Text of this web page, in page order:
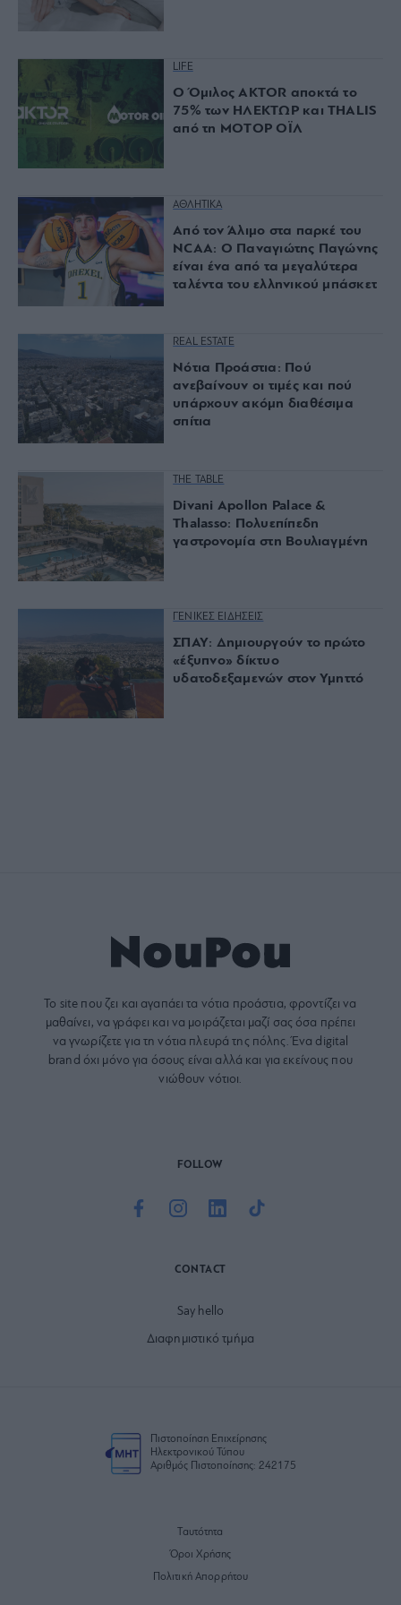
LIFE
Ο Όμιλος AKTOR αποκτά το
75% των ΗΛΕΚΤΩΡ και THALIS
από τη ΜΟΤΟΡ ΟΪΛ
ΑΘΛΗΤΙΚΑ
Από τον Άλιμο στα παρκέ του
NCAA: Ο Παναγιώτης Παγώνης
είναι ένα από τα μεγαλύτερα
ταλέντα του ελληνικού μπάσκετ
REAL ESTATE
Νότια Προάστια: Πού
ανεβαίνουν οι τιμές και πού
υπάρχουν ακόμη διαθέσιμα
σπίτια
THE TABLE
Divani Apollon Palace &
Thalasso: Πολυεπίπεδη
γαστρονομία στη Βουλιαγμένη
ΓΕΝΙΚΕΣ ΕΙΔΗΣΕΙΣ
ΣΠΑΥ: Δημιουργούν το πρώτο
«έξυπνο» δίκτυο
υδατοδεξαμενών στον Υμηττό
Το site που ζει και αγαπάει τα νότια προάστια, φροντίζει να
μαθαίνει, να γράφει και να μοιράζεται μαζί σας όσα πρέπει
να γνωρίζετε για τη νότια πλευρά της πόλης. Ένα digital
brand όχι μόνο για όσους είναι αλλά και για εκείνους που
νιώθουν νότιοι.
FOLLOW
CONTACT
Say hello
Διαφημιστικό τμήμα
Πιστοποίηση Επιχείρησης
Ηλεκτρονικού Τύπου
Αριθμός Πιστοποίησης: 242175
Ταυτότητα
Όροι Χρήσης
Πολιτική Απορρήτου